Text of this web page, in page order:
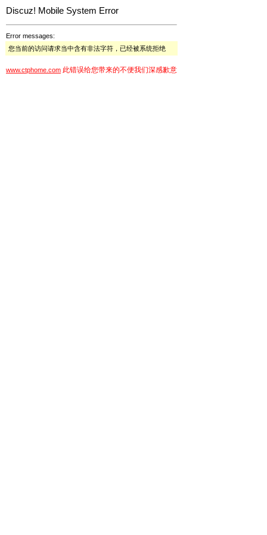
Discuz! Mobile System Error
Error messages:
您当前的访问请求当中含有非法字符，已经被系统拒绝
www.ctphome.com 此错误给您带来的不便我们深感歉意